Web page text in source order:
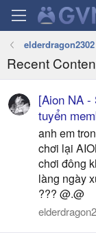
elderdragon2302
Recent
[Aion NA -
tuyển
anh em
chơi lại
chơi đông
làng ngày
??? @.@